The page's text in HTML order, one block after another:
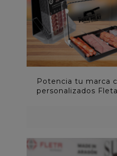
Potencia tu marca
personalizados Fleta